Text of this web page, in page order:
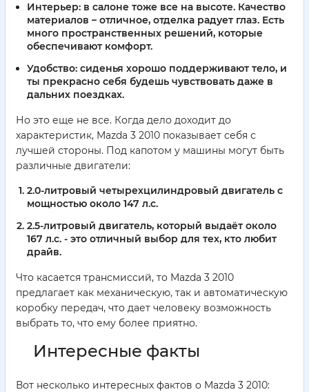
Интерьер: в салоне тоже все на высоте. Качество
материалов – отличное, отделка радует глаз. Есть
много пространственных решений, которые
обеспечивают комфорт.
Удобство: сиденья хорошо поддерживают тело, и
ты прекрасно себя будешь чувствовать даже в
дальних поездках.
Но это еще не все. Когда дело доходит до
характеристик, Mazda 3 2010 показывает себя с
лучшей стороны. Под капотом у машины могут быть
различные двигатели:
2.0-литровый четырехцилиндровый двигатель с
мощностью около 147 л.с.
2.5-литровый двигатель, который выдаёт около
167 л.с. - это отличный выбор для тех, кто любит
драйв.
Что касается трансмиссий, то Mazda 3 2010
предлагает как механическую, так и автоматическую
коробку передач, что дает человеку возможность
выбрать то, что ему более приятно.
Интересные факты
Вот несколько интересных фактов о Mazda 3 2010: